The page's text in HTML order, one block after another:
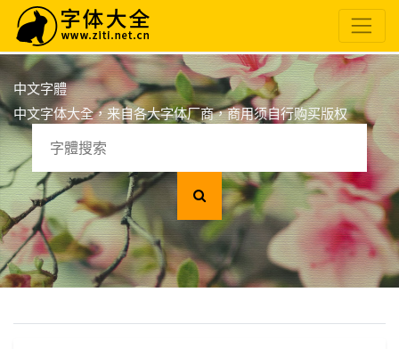
中文字體
中文字体大全，来自各大字体厂商，商用须自行购买版权